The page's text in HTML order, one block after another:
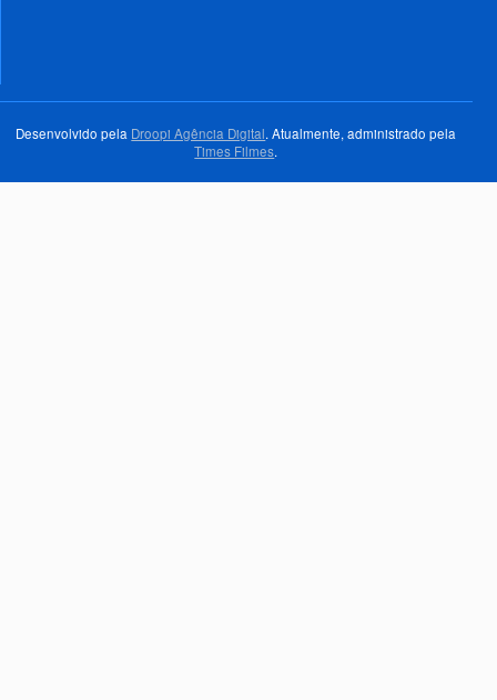
Desenvolvido pela Droopi Agência Digital. Atualmente, administrado pela
Times Filmes.